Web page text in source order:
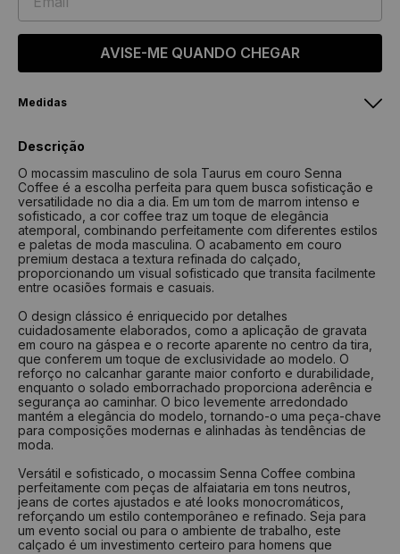
AVISE-ME QUANDO CHEGAR
Medidas
33
22 cm 37
24,6 cm
34
22,7 cm 38
25,4 cm
35
23,4 cm 39
26 cm
36
24 cm 40
26,7 cm
37
24,6 cm 41
38
25,4 cm 42
28 cm
39
26 cm 43
28,7 cm
40
26,7 cm 44 29,4 cm
Como medir?
Centralize seu pé em uma folha de papel
Repita o risco na frente do dedão
Tire a medida do comprimento das linhas
Verifique na tabela qual a numeração indicada
Descrição
O mocassim masculino de sola Taurus em couro Senna
Coffee é a escolha perfeita para quem busca sofisticação e
versatilidade no dia a dia. Em um tom de marrom intenso e
sofisticado, a cor coffee traz um toque de elegância
atemporal, combinando perfeitamente com diferentes estilos
e paletas de moda masculina. O acabamento em couro
premium destaca a textura refinada do calçado,
proporcionando um visual sofisticado que transita facilmente
entre ocasiões formais e casuais.
O design clássico é enriquecido por detalhes
cuidadosamente elaborados, como a aplicação de gravata
em couro na gáspea e o recorte aparente no centro da tira,
que conferem um toque de exclusividade ao modelo. O
reforço no calcanhar garante maior conforto e durabilidade,
enquanto o solado emborrachado proporciona aderência e
segurança ao caminhar. O bico levemente arredondado
mantém a elegância do modelo, tornando-o uma peça-chave
para composições modernas e alinhadas às tendências de
moda.
Versátil e sofisticado, o mocassim Senna Coffee combina
perfeitamente com peças de alfaiataria em tons neutros,
jeans de cortes ajustados e até looks monocromáticos,
reforçando um estilo contemporâneo e refinado. Seja para
um evento social ou para o ambiente de trabalho, este
calçado é um investimento certeiro para homens que